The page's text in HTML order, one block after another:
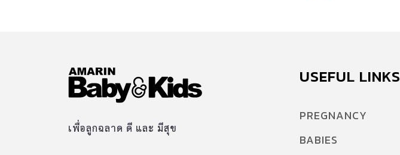
เพื่อลูกฉลาด ดี และ มีสุข
USEFUL LINKS
PREGNANCY
BABIES